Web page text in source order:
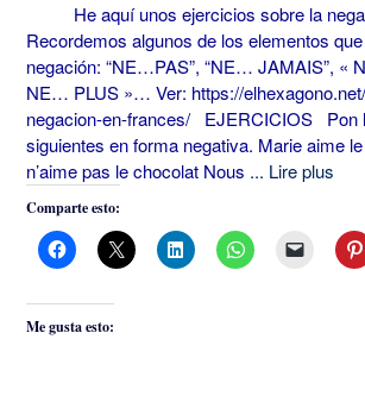
He aquí unos ejercicios sobre la
Recordemos algunos de los elementos
negación: “NE…PAS”, “NE… JAMAIS”, «
NE… PLUS »… Ver: https://
negacion-en-frances/ EJERCICIOS Pon
siguientes en forma negativa. Marie aime
n’aime pas le chocolat Nous ... Lire plus
Comparte esto:
Me gusta esto: